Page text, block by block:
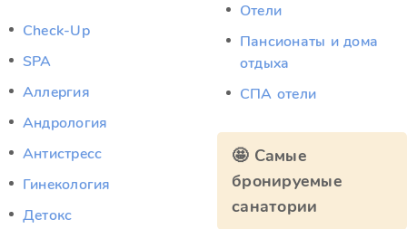
Check-Up
SPA
Аллергия
Андрология
Антистресс
Гинекология
Детокс
Отели
Пансионаты и дома
отдыха
СПА отели
🤩 Самые
бронируемые
санатории